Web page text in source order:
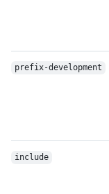
prefix-development
include